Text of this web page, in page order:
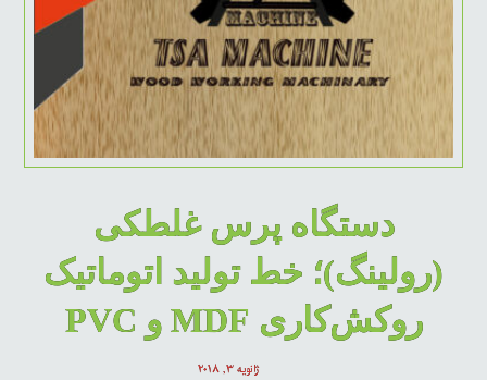
دستگاه پرس غلطکی
(رولینگ)؛ خط تولید اتوماتیک
روکش‌کاری MDF و PVC
ژانویه ۳, ۲۰۱۸